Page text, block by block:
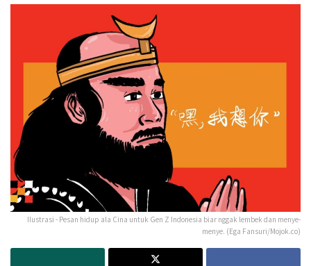
Ilustrasi - Pesan hidup ala Cina untuk Gen Z Indonesia biar nggak lembek dan menye-
menye. (Ega Fansuri/Mojok.co)